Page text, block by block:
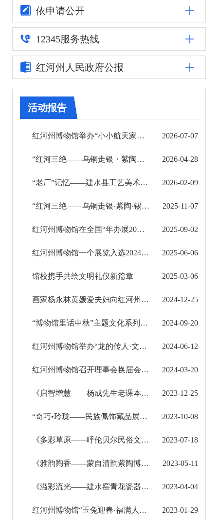
自然资源
公安司法
重点领域信息公开
审批改革
住房保障信息公开
审计结果公告
公共资源交易信息公开
应急管理信息公开
环境保护信息公开
减税降费信息公开
重大建设项目信息公开
征地信息公开
国有土地上房屋征收补偿信息公开
红河州教育信息公开
医疗卫生机构信息公开
科技管理和项目经费信息公开
文化机构信息公开
非物质文化保护信息公开
博物馆馆务信息公开
依申请公开
12345服务热线
红河州人民政府公报
活动报告
红河州博物馆举办“小小航天家的探索之旅”社教活动 2026-07-07
“红河三绝——乌铜走银・紫陶・锡传统手工艺品展”在凉山州博物院向公众展出 2026-04-28
“老厂”记忆——建水县工艺美术陶厂紫陶精品展在红河州博物馆开展 2026-02-09
“红河三绝——乌铜走银·紫陶·锡传统手工艺品展”在昭通市博物馆向公众展出 2025-11-07
红河州博物馆在全国“年办展20＋”博物馆中榜上有名 2025-09-02
红河州博物馆一个展览入选2024年云南省陈列展览精品推介名单 2025-06-06
馆校携手共绘文明礼仪新篇章 2025-03-06
画家杨永林黄媛爱夫妇向红河州博物馆捐赠一批美术作品 2024-12-25
“博物馆里话中秋”主题文化系列活动结束 2024-09-20
红河州博物馆举办“龙的传人·文物中的中国龙”小记者专场互动活动 2024-06-12
红河州博物馆召开理事会换届会议暨第二届理事会第一次会议 2024-03-20
《启智增慧——杨成先生老课本及学习用品收藏展》在红河州博物馆开展 2023-12-25
“奇巧•玲珑——民族佩饰藏品展”在红河书院首展受欢迎 2023-10-08
《多彩草原——呼伦贝尔民俗文物展》在红河州正式展出 2023-07-18
​《雅韵陶香——蒙自清韵紫陶博物馆馆藏精品展》走进文山 2023-05-11
《溢彩流光——建水窑青花瓷器烧制及装饰艺术特展》在红河州博物馆开展 2023-04-04
红河州博物馆“玉兔迎春·福满人间”春节系列文化活动广受好评 2023-01-29